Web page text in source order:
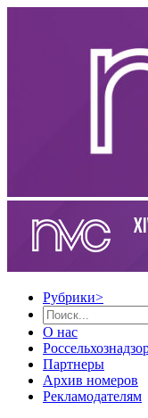
Рубрики>
О нас
Партнеры
Архив номеров
Рекламодателям